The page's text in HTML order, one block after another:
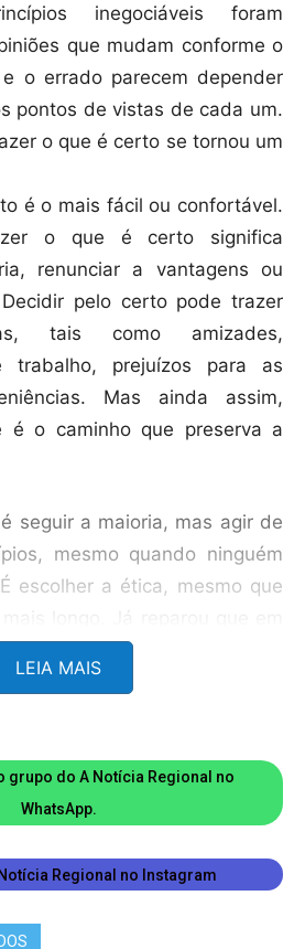
inegociáveis foram
que mudam conforme o
o errado parecem depender
pontos de vistas de cada um.
o que é certo se tornou um
é o mais fácil ou confortável.
o que é certo significa
renunciar a vantagens ou
pelo certo pode trazer
tais como amizades,
trabalho, prejuízos para as
Mas ainda assim,
é o caminho que preserva a
seguir a maioria, mas agir de
mesmo quando ninguém
escolher a ética, mesmo que
parece adaptável, quem
valores se torna resistência.
na capacidade de diálogo,
compromisso com o bem
que exige reflexão,
LEIA MAIS
grupo do A Notícia Regional no
WhatsApp.
Regional no Instagram